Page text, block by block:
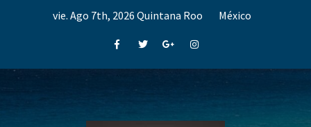
vie. Ago 7th, 2026 Quintana Roo México
FacebookTwitterGoogle+Instagram